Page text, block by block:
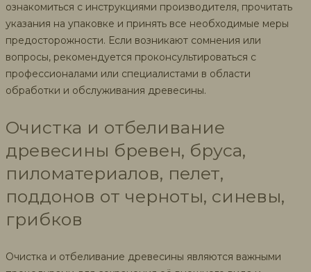
ознакомиться с инструкциями производителя, прочитать
указания на упаковке и принять все необходимые меры
предосторожности. Если возникают сомнения или
вопросы, рекомендуется проконсультироваться с
профессионалами или специалистами в области
обработки и обслуживания древесины.
Очистка и отбеливание
древесины бревен, бруса,
пиломатериалов, пелет,
поддонов от черноты, синевы,
грибков
Очистка и отбеливание древесины являются важными